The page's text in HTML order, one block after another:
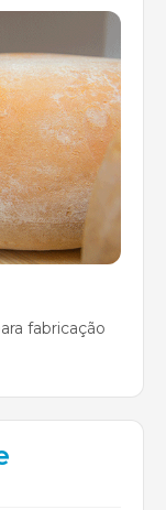
fabricação